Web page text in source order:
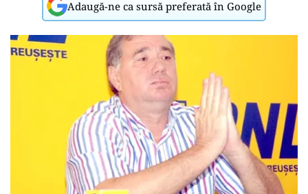
Adaugă-ne ca sursă preferată în Google